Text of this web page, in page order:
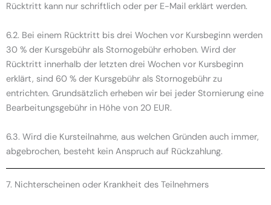
Rücktritt kann nur schriftlich oder per E-Mail erklärt werden.
6.2. Bei einem Rücktritt bis drei Wochen vor Kursbeginn werden
30 % der Kursgebühr als Stornogebühr erhoben. Wird der
Rücktritt innerhalb der letzten drei Wochen vor Kursbeginn
erklärt, sind 60 % der Kursgebühr als Stornogebühr zu
entrichten. Grundsätzlich erheben wir bei jeder Stornierung eine
Bearbeitungsgebühr in Höhe von 20 EUR.
6.3. Wird die Kursteilnahme, aus welchen Gründen auch immer,
abgebrochen, besteht kein Anspruch auf Rückzahlung.
7. Nichterscheinen oder Krankheit des Teilnehmers